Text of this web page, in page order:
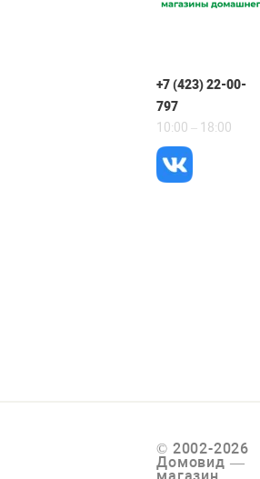
+7 (423) 22-00-
797
10:00 – 18:00
© 2002-2026
Домовид —